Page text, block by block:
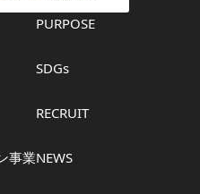
事業
PURPOSE
SDGs
RECRUIT
NEWS